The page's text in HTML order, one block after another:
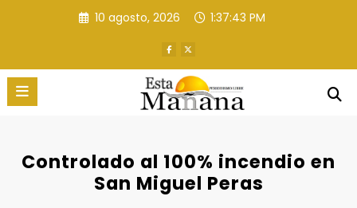
10 agosto, 2026 1:37:44 PM
Controlado al 100% incendio en
San Miguel Peras